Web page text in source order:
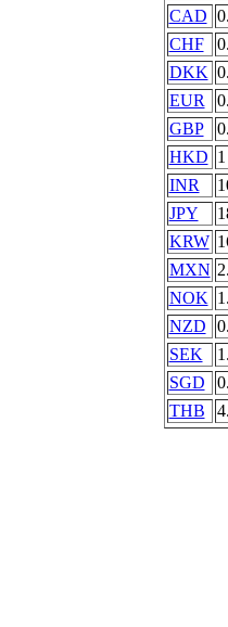
CAD
CHF
DKK
EUR
GBP
HKD 1
INR
JPY
KRW
MXN
NOK
NZD
SEK
SGD
THB